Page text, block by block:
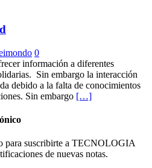
0
información a diferentes
Sin embargo la interacción
debido a la falta de conocimientos
Sin embargo […]
para suscribirte a TECNOLOGIA
de nuevas notas.